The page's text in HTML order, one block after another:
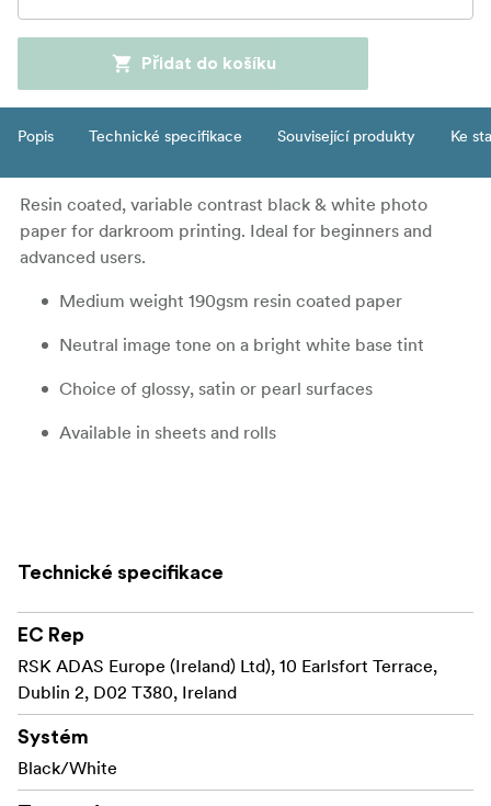
Přidat do košíku
Popis Technické specifikace Související produkty Ke
Resin coated, variable contrast black & white photo
paper for darkroom printing. Ideal for beginners and
advanced users.
Medium weight 190gsm resin coated paper
Neutral image tone on a bright white base tint
Choice of glossy, satin or pearl surfaces
Available in sheets and rolls
black & white variable contrast paper on a bright white
exceptional image quality throughout its wide contrast
range of grades 00-5.
ILFORD announced the world’s first variable contrast
MULTIGRADEpaper back in 1940 and since then has
been evolving the range to become the ‘go to’ black &
white papers for discerning darkroom printers the world
over.
Technické specifikace
EC Rep
RSK ADAS Europe (Ireland) Ltd), 10 Earlsfort Terrace,
Dublin 2, D02 T380, Ireland
Systém
Black/White